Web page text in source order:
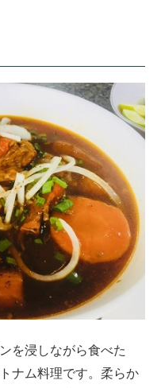
を浸しながら食べた
ナム料理です。柔らか